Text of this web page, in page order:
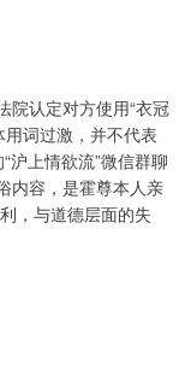
院认定对方使用“衣冠
词过激，并不代表
沪上情欲流”微信群聊
内容，是霍尊本人亲
，与道德层面的失